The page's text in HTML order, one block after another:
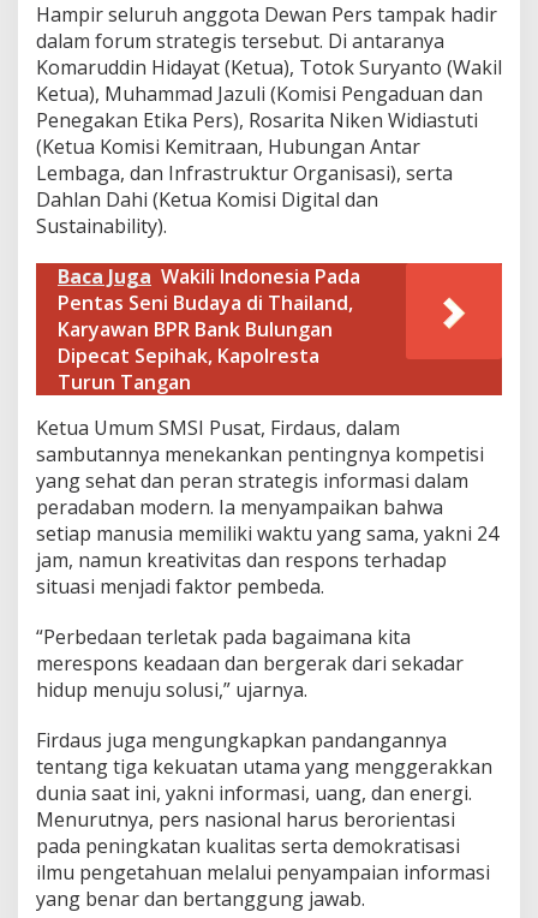
i
o
n
a
l
S
M
S
I
:
d
i
a
B
a
H
a
r
u
s
M
e
n
a
r
a
h
a
d
a
P
e
r
S
e
Hampir seluruh anggota Dewan Pers tampak hadir
dalam forum strategis tersebut. Di antaranya
Komaruddin Hidayat (Ketua), Totok Suryanto (Wakil
Ketua), Muhammad Jazuli (Komisi Pengaduan dan
Penegakan Etika Pers), Rosarita Niken Widiastuti
(Ketua Komisi Kemitraan, Hubungan Antar
Lembaga, dan Infrastruktur Organisasi), serta
Dahlan Dahi (Ketua Komisi Digital dan
Sustainability).
Baca Juga Wakili Indonesia Pada
Pentas Seni Budaya di Thailand,
Karyawan BPR Bank Bulungan
Dipecat Sepihak, Kapolresta
Turun Tangan
Ketua Umum SMSI Pusat, Firdaus, dalam
sambutannya menekankan pentingnya kompetisi
yang sehat dan peran strategis informasi dalam
peradaban modern. Ia menyampaikan bahwa
setiap manusia memiliki waktu yang sama, yakni 24
jam, namun kreativitas dan respons terhadap
situasi menjadi faktor pembeda.
“Perbedaan terletak pada bagaimana kita
merespons keadaan dan bergerak dari sekadar
hidup menuju solusi,” ujarnya.
Firdaus juga mengungkapkan pandangannya
tentang tiga kekuatan utama yang menggerakkan
dunia saat ini, yakni informasi, uang, dan energi.
Menurutnya, pers nasional harus berorientasi
pada peningkatan kualitas serta demokratisasi
ilmu pengetahuan melalui penyampaian informasi
yang benar dan bertanggung jawab.